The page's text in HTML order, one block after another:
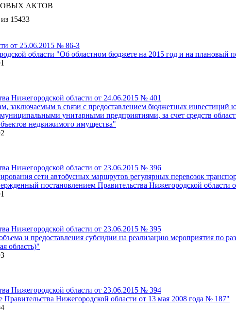
АКТОВ
15433
от 25.06.2015 № 86-З
области "Об областном бюджете на 2015 год и на плановый
Нижегородской области от 24.06.2015 № 401
заключаемым в связи с предоставлением бюджетных
унитарными предприятиями, за счет средств
недвижимого имущества"
Нижегородской области от 23.06.2015 № 396
сети автобусных маршрутов регулярных перевозок
постановлением Правительства Нижегородской области
Нижегородской области от 23.06.2015 № 395
и предоставления субсидии на реализацию мероприятия по
область)"
Нижегородской области от 23.06.2015 № 394
Нижегородской области от 13 мая 2008 года № 187"